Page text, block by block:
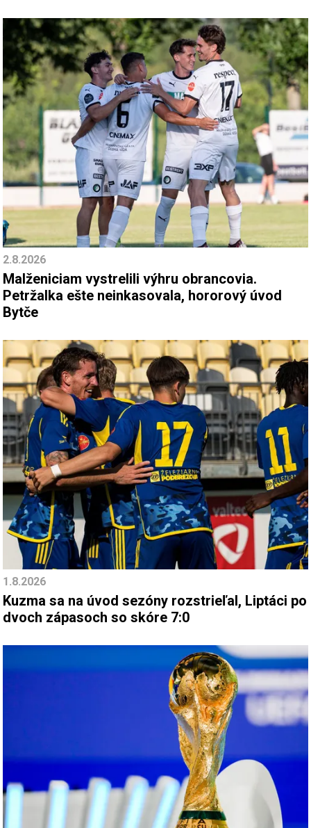
2.8.2026
Malženiciam vystrelili výhru obrancovia.
Petržalka ešte neinkasovala, hororový úvod
Bytče
1.8.2026
Kuzma sa na úvod sezóny rozstrieľal, Liptáci po
dvoch zápasoch so skóre 7:0